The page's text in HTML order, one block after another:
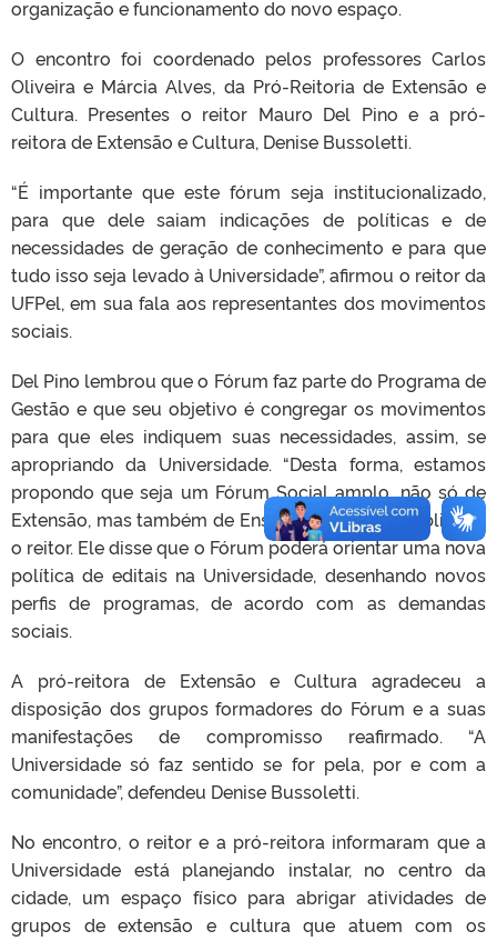
organização e funcionamento do novo espaço.
O encontro foi coordenado pelos professores Carlos
Oliveira e Márcia Alves, da Pró-Reitoria de Extensão e
Cultura. Presentes o reitor Mauro Del Pino e a pró-
reitora de Extensão e Cultura, Denise Bussoletti.
“É importante que este fórum seja institucionalizado,
para que dele saiam indicações de políticas e de
necessidades de geração de conhecimento e para que
tudo isso seja levado à Universidade”, afirmou o reitor da
UFPel, em sua fala aos representantes dos movimentos
sociais.
Del Pino lembrou que o Fórum faz parte do Programa de
Gestão e que seu objetivo é congregar os movimentos
para que eles indiquem suas necessidades, assim, se
apropriando da Universidade. “Desta forma, estamos
propondo que seja um Fórum Social amplo, não só de
Extensão, mas também de Ensino e Pesquisa”, sublinhou
o reitor. Ele disse que o Fórum poderá orientar uma nova
política de editais na Universidade, desenhando novos
perfis de programas, de acordo com as demandas
sociais.
A pró-reitora de Extensão e Cultura agradeceu a
disposição dos grupos formadores do Fórum e a suas
manifestações de compromisso reafirmado. “A
Universidade só faz sentido se for pela, por e com a
comunidade”, defendeu Denise Bussoletti.
No encontro, o reitor e a pró-reitora informaram que a
Universidade está planejando instalar, no centro da
cidade, um espaço físico para abrigar atividades de
grupos de extensão e cultura que atuem com os